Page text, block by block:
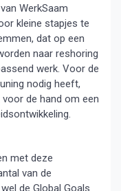
WerkSaam
kleine stapjes te
dat op een
naar reshoring
werk. Voor de
nodig heeft,
de hand om een
met deze
van de
de Global Goals